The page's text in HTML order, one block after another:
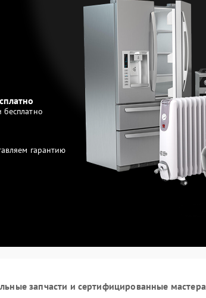
гарантию
запчасти и сертифицированные мастера